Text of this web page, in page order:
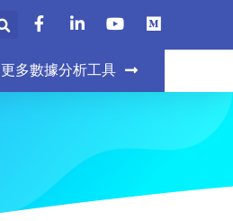
更多數據分析工具